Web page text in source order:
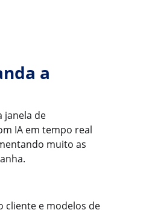
a
janela de
IA em tempo real
muito as
cliente e modelos de